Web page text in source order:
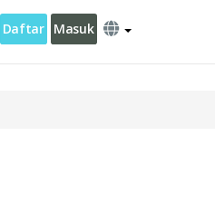
Daftar Masuk